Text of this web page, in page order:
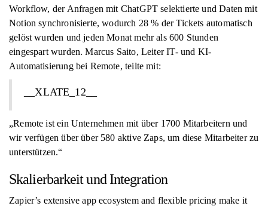
Workflow, der Anfragen mit ChatGPT selektierte und Daten mit
Notion synchronisierte, wodurch 28 % der Tickets automatisch
gelöst wurden und jeden Monat mehr als 600 Stunden
eingespart wurden. Marcus Saito, Leiter IT- und KI-
Automatisierung bei Remote, teilte mit:
__XLATE_12__
„Remote ist ein Unternehmen mit über 1700 Mitarbeitern und
wir verfügen über über 580 aktive Zaps, um diese Mitarbeiter zu
unterstützen.“
Skalierbarkeit und Integration
Zapier’s extensive app ecosystem and flexible pricing make it